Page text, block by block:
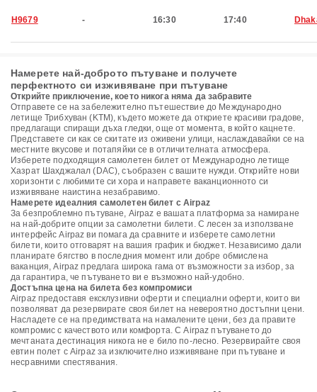
H9679 - 16:30 17:40
Намерете най-доброто пътуване и получете
перфектното си изживяване при пътуване
Открийте приключение, което никога няма да забравите
Отправете се на забележително пътешествие до Международно
летище Трибхуван (KTM), където можете да откриете красиви градове,
предлагащи спиращи дъха гледки, още от момента, в който кацнете.
Представете си как се скитате из оживени улици, наслаждавайки се на
местните вкусове и потапяйки се в отличителната атмосфера.
Изберете подходящия самолетен билет от Международно летище
Хазрат Шахджалал (DAC), съобразен с вашите нужди. Открийте нови
хоризонти с любимите си хора и направете ваканционното си
изживяване наистина незабравимо.
Намерете идеалния самолетен билет с Airpaz
За безпроблемно пътуване, Airpaz е вашата платформа за намиране
на най-добрите опции за самолетни билети. С лесен за използване
интерфейс Airpaz ви помага да сравните и изберете самолетни
билети, които отговарят на вашия график и бюджет. Независимо дали
планирате бягство в последния момент или добре обмислена
ваканция, Airpaz предлага широка гама от възможности за избор, за
да гарантира, че пътуването ви е възможно най-удобно.
Достъпна цена на билета без компромиси
Airpaz предоставя ексклузивни оферти и специални оферти, които ви
позволяват да резервирате своя билет на невероятно достъпни цени.
Насладете се на предимствата на намалените цени, без да правите
компромис с качеството или комфорта. С Airpaz пътуването до
мечтаната дестинация никога не е било по-лесно. Резервирайте своя
евтин полет с Airpaz за изключително изживяване при пътуване и
несравними спестявания.